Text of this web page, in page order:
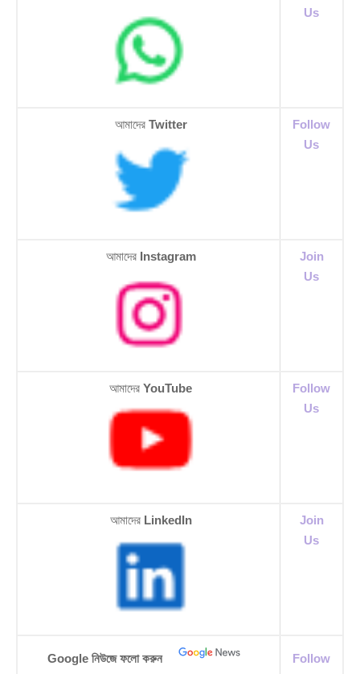
Us
আমাদের Twitter
Follow
Us
আমাদের Instagram
Join
Us
আমাদের YouTube
Follow
Us
আমাদের LinkedIn
Join
Us
Google নিউজে ফলো করুন
Follow